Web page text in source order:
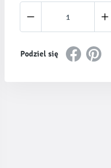
Ilość produktu:
Podziel się